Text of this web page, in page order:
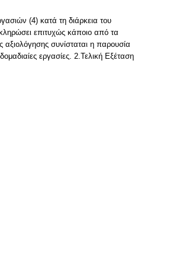
(4) κατά τη διάρκεια του
επιτυχώς κάποιο από τα
αξιολόγησης συνίσταται η παρουσία
εργασίες. 2.Τελική Εξέταση